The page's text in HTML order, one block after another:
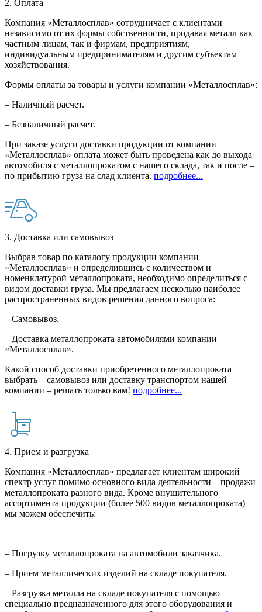
2. Оплата
Компания «Металлосплав» сотрудничает с клиентами
независимо от их формы собственности, продавая металл как
частным лицам, так и фирмам, предприятиям,
индивидуальным предпринимателям и другим субъектам
хозяйствования.
Формы оплаты за товары и услуги компании «Металлосплав»:
– Наличный расчет.
– Безналичный расчет.
При заказе услуги доставки продукции от компании
«Металлосплав» оплата может быть проведена как до выхода
автомобиля с металлопрокатом с нашего склада, так и после –
по прибытию груза на слад клиента. подробнее...
3. Доставка или самовывоз
Выбрав товар по каталогу продукции компании
«Металлосплав» и определившись с количеством и
номенклатурой металлопроката, необходимо определиться с
видом доставки груза. Мы предлагаем несколько наиболее
распространенных видов решения данного вопроса:
– Самовывоз.
– Доставка металлопроката автомобилями компании
«Металлосплав».
Какой способ доставки приобретенного металлопроката
выбрать – самовывоз или доставку транспортом нашей
компании – решать только вам! подробнее...
4. Прием и разгрузка
Компания «Металлосплав» предлагает клиентам широкий
спектр услуг помимо основного вида деятельности – продажи
металлопроката разного вида. Кроме внушительного
ассортимента продукции (более 500 видов металлопроката)
мы можем обеспечить:
– Погрузку металлопроката на автомобили заказчика.
– Прием металлических изделий на складе покупателя.
– Разгрузка металла на складе покупателя с помощью
специально предназначенного для этого оборудования и